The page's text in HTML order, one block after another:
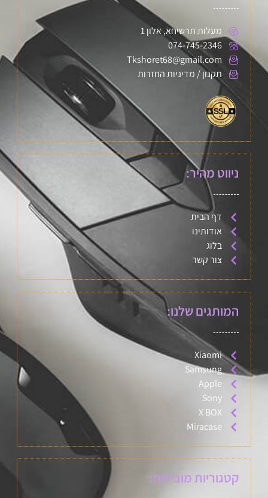
מעלות תרשיחא, אלון 1
074-745-2346
Tkshoret68@gmail.com
תקנון / מדיניות החזרות
ניווט מהיר:
דף הבית
אודותינו
בלוג
צור קשר
המותגים שלנו:
Xiaomi
Samsung
Apple
Sony
X BOX
Miracase
קטגוריות מובילות: